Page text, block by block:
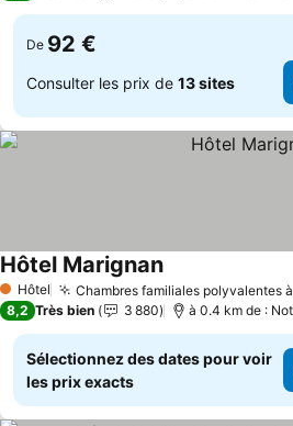
De 92 €
Consulter les prix de 13 sites
1 Étoiles
Hôtel Chambres familiales polyvalentes
Hôtel Marignan
8,2 Très bien 3 880 à 0.4 km de :
Sélectionnez des dates pour voir
les prix exacts